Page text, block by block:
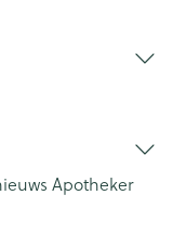
Apotheker